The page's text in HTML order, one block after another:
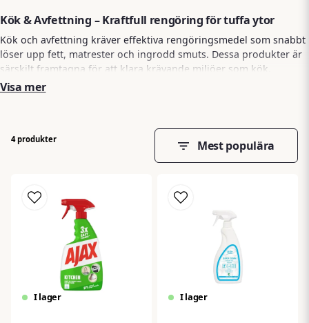
Kök & Avfettning – Kraftfull rengöring för tuffa ytor
Kök och avfettning kräver effektiva rengöringsmedel som snabbt
löser upp fett, matrester och ingrodd smuts. Dessa produkter är
särskilt framtagna för att klara krävande miljöer som kök,
verkstäder och industriella ytor. Med rätt avfettning får du en ren,
Visa mer
4 produkter Mest populära
I lager I lager